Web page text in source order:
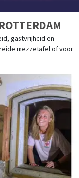
gastvrijheid en
mezzetafel of voor